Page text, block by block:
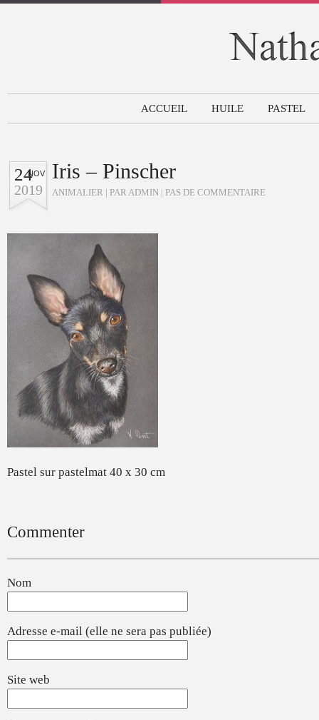
ACCUEIL HUILE PASTEL
NOV
24
2019
Iris – Pinscher
ANIMALIER | PAR ADMIN | PAS DE COMMENTAIRE
Pastel sur pastelmat 40 x 30 cm
Commenter
Nom
Adresse e-mail (elle ne sera pas publiée)
Site web